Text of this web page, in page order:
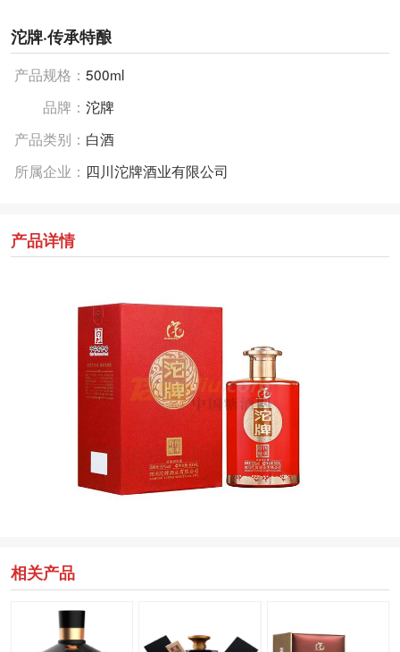
沱牌·传承特酿
产品规格： 500ml
品牌： 沱牌
产品类别： 白酒
所属企业： 四川沱牌酒业有限公司
产品详情
相关产品